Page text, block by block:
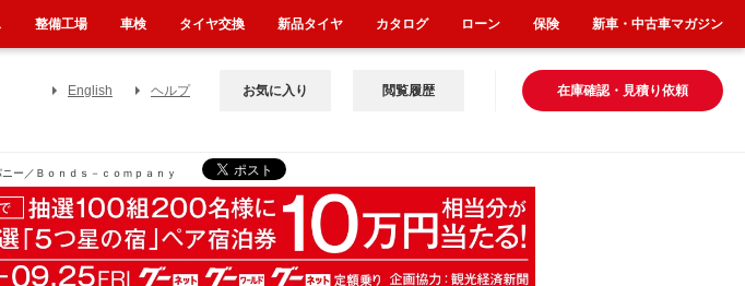
English ヘルプ 在庫確認・見積り依頼
お気に入り 閲覧履歴
ー／Ｂｏｎｄｓ－ｃｏｍｐａｎｙ
整備工場 車検 タイヤ交換 新品タイヤ カタログ ローン 保険 新車・中古車マガジン